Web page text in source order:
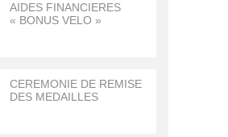
AIDES FINANCIERES
« BONUS VELO »
CEREMONIE DE REMISE
DES MEDAILLES